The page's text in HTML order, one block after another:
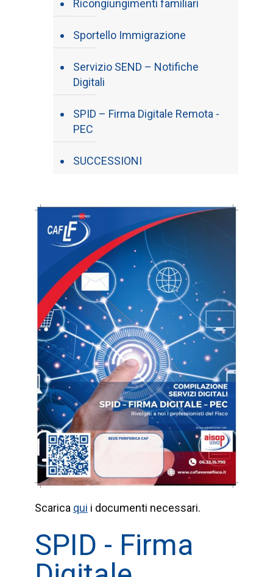
Ricongiungimenti familiari
Sportello Immigrazione
Servizio SEND – Notifiche
Digitali
SPID – Firma Digitale Remota -
PEC
SUCCESSIONI
Scarica qui i documenti necessari.
SPID - Firma